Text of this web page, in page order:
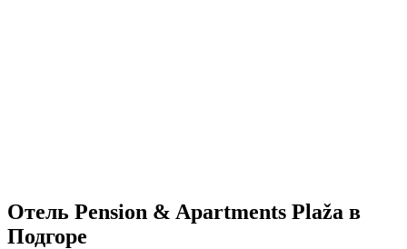
Отель Pension & Apartments Plaža в
Подгоре